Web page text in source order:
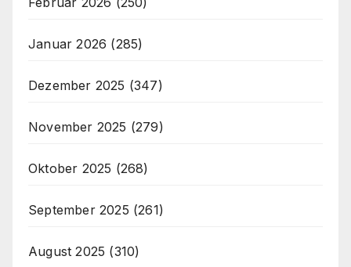
Januar 2026 (285)
Dezember 2025 (347)
November 2025 (279)
Oktober 2025 (268)
September 2025 (261)
August 2025 (310)